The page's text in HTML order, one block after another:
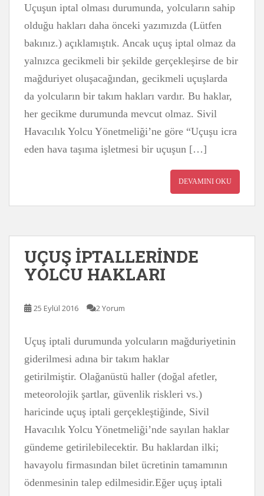
Uçuşun iptal olması durumunda, yolcuların sahip
olduğu hakları daha önceki yazımızda (Lütfen
bakınız.) açıklamıştık. Ancak uçuş iptal olmaz da
yalnızca gecikmeli bir şekilde gerçekleşirse de bir
mağduriyet oluşacağından, gecikmeli uçuşlarda
da yolcuların bir takım hakları vardır. Bu haklar,
her gecikme durumunda mevcut olmaz. Sivil
Havacılık Yolcu Yönetmeliği’ne göre “Uçuşu icra
eden hava taşıma işletmesi bir uçuşun […]
DEVAMINI OKU
UÇUŞ İPTALLERİNDE
YOLCU HAKLARI
25 Eylül 2016 2 Yorum
Uçuş iptali durumunda yolcuların mağduriyetinin
giderilmesi adına bir takım haklar
getirilmiştir. Olağanüstü haller (doğal afetler,
meteorolojik şartlar, güvenlik riskleri vs.)
haricinde uçuş iptali gerçekleştiğinde, Sivil
Havacılık Yolcu Yönetmeliği’nde sayılan haklar
gündeme getirilebilecektir. Bu haklardan ilki;
havayolu firmasından bilet ücretinin tamamının
ödenmesinin talep edilmesidir.Eğer uçuş iptali